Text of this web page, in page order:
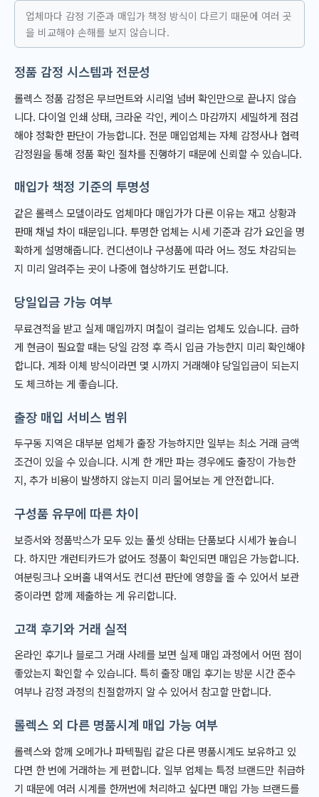
업체마다 감정 기준과 매입가 책정 방식이 다르기 때문에 여러 곳
을 비교해야 손해를 보지 않습니다.
정품 감정 시스템과 전문성
롤렉스 정품 감정은 무브먼트와 시리얼 넘버 확인만으로 끝나지 않습
니다. 다이얼 인쇄 상태, 크라운 각인, 케이스 마감까지 세밀하게 점검
해야 정확한 판단이 가능합니다. 전문 매입업체는 자체 감정사나 협력
감정원을 통해 정품 확인 절차를 진행하기 때문에 신뢰할 수 있습니다.
매입가 책정 기준의 투명성
같은 롤렉스 모델이라도 업체마다 매입가가 다른 이유는 재고 상황과
판매 채널 차이 때문입니다. 투명한 업체는 시세 기준과 감가 요인을 명
확하게 설명해줍니다. 컨디션이나 구성품에 따라 어느 정도 차감되는
지 미리 알려주는 곳이 나중에 협상하기도 편합니다.
당일입금 가능 여부
무료견적을 받고 실제 매입까지 며칠이 걸리는 업체도 있습니다. 급하
게 현금이 필요할 때는 당일 감정 후 즉시 입금 가능한지 미리 확인해야
합니다. 계좌 이체 방식이라면 몇 시까지 거래해야 당일입금이 되는지
도 체크하는 게 좋습니다.
출장 매입 서비스 범위
두구동 지역은 대부분 업체가 출장 가능하지만 일부는 최소 거래 금액
조건이 있을 수 있습니다. 시계 한 개만 파는 경우에도 출장이 가능한
지, 추가 비용이 발생하지 않는지 미리 물어보는 게 안전합니다.
구성품 유무에 따른 차이
보증서와 정품박스가 모두 있는 풀셋 상태는 단품보다 시세가 높습니
다. 하지만 개런티카드가 없어도 정품이 확인되면 매입은 가능합니다.
여분링크나 오버홀 내역서도 컨디션 판단에 영향을 줄 수 있어서 보관
중이라면 함께 제출하는 게 유리합니다.
고객 후기와 거래 실적
온라인 후기나 블로그 거래 사례를 보면 실제 매입 과정에서 어떤 점이
좋았는지 확인할 수 있습니다. 특히 출장 매입 후기는 방문 시간 준수
여부나 감정 과정의 친절함까지 알 수 있어서 참고할 만합니다.
롤렉스 외 다른 명품시계 매입 가능 여부
롤렉스와 함께 오메가나 파텍필립 같은 다른 명품시계도 보유하고 있
다면 한 번에 거래하는 게 편합니다. 일부 업체는 특정 브랜드만 취급하
기 때문에 여러 시계를 한꺼번에 처리하고 싶다면 매입 가능 브랜드를